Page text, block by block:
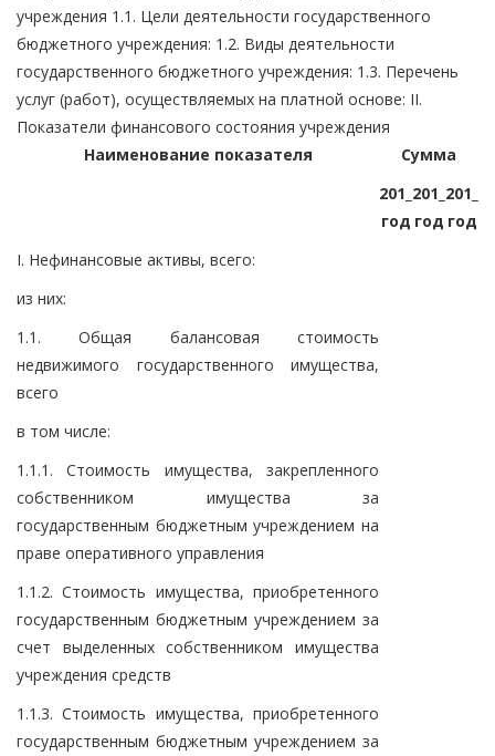
учреждения 1.1. Цели деятельности государственного
бюджетного учреждения: 1.2. Виды деятельности
государственного бюджетного учреждения: 1.3. Перечень
услуг (работ), осуществляемых на платной основе: II.
Показатели финансового состояния учреждения
Наименование показателя
Сумма
201_
год
201_
год
201_
год
I. Нефинансовые активы, всего:
из них:
1.1. Общая балансовая стоимость
недвижимого государственного имущества,
всего
в том числе:
1.1.1. Стоимость имущества, закрепленного
собственником имущества за
государственным бюджетным учреждением на
праве оперативного управления
1.1.2. Стоимость имущества, приобретенного
государственным бюджетным учреждением за
счет выделенных собственником имущества
учреждения средств
1.1.3. Стоимость имущества, приобретенного
государственным бюджетным учреждением за